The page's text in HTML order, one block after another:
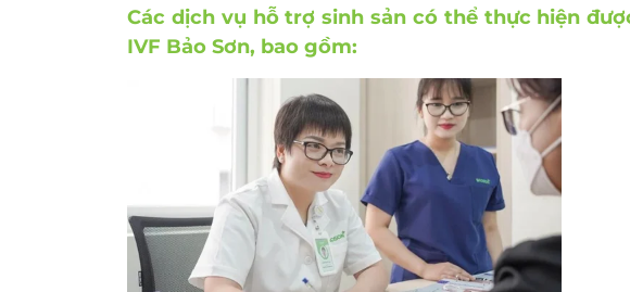
Các dịch vụ hỗ trợ sinh sản có thể thực hiện
IVF Bảo Sơn, bao gồm: